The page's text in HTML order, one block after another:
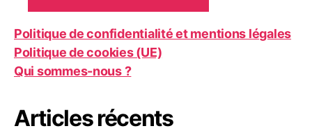
Politique de confidentialité et mentions légales
Politique de cookies (UE)
Qui sommes-nous ?
Articles récents